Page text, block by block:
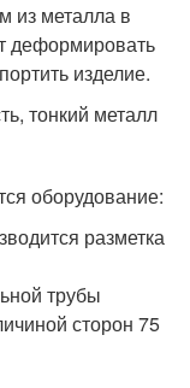
из металла в
деформировать
изделие.
тонкий металл
оборудование:
разметка
трубы
сторон 75